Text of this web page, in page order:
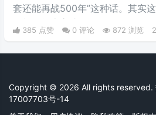
套还能再战500年”这种话。其实
《机动战士高达0079》。
385 点赞 0 评论 872 浏览
Copyright © 2026 All rights reserved.
17007703号-14